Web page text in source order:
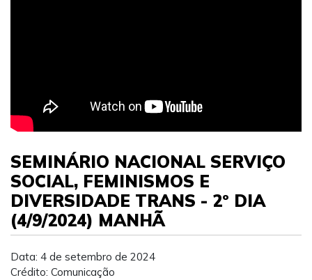
SEMINÁRIO NACIONAL SERVIÇO
SOCIAL, FEMINISMOS E
DIVERSIDADE TRANS - 2º DIA
(4/9/2024) MANHÃ
Data: 4 de setembro de 2024
Crédito: Comunicação